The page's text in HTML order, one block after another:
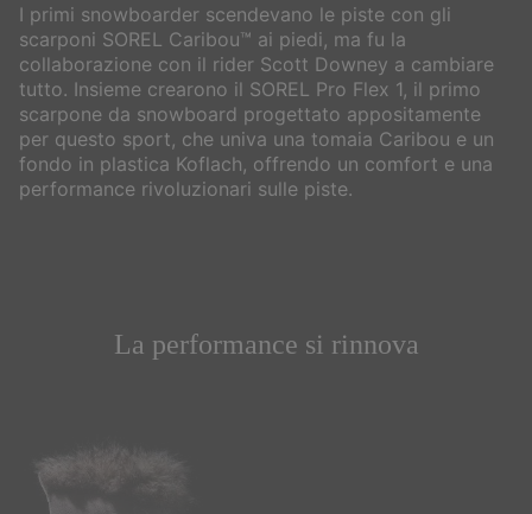
I primi snowboarder scendevano le piste con gli
scarponi SOREL Caribou™ ai piedi, ma fu la
collaborazione con il rider Scott Downey a cambiare
tutto. Insieme crearono il SOREL Pro Flex 1, il primo
scarpone da snowboard progettato appositamente
per questo sport, che univa una tomaia Caribou e un
fondo in plastica Koflach, offrendo un comfort e una
performance rivoluzionari sulle piste.
La performance si rinnova